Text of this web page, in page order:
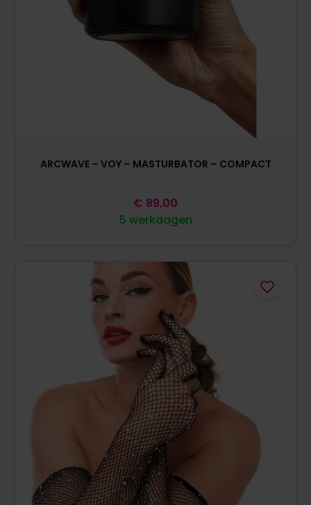
ARCWAVE – VOY – MASTURBATOR – COMPACT
5 werkdagen
€ 89,00